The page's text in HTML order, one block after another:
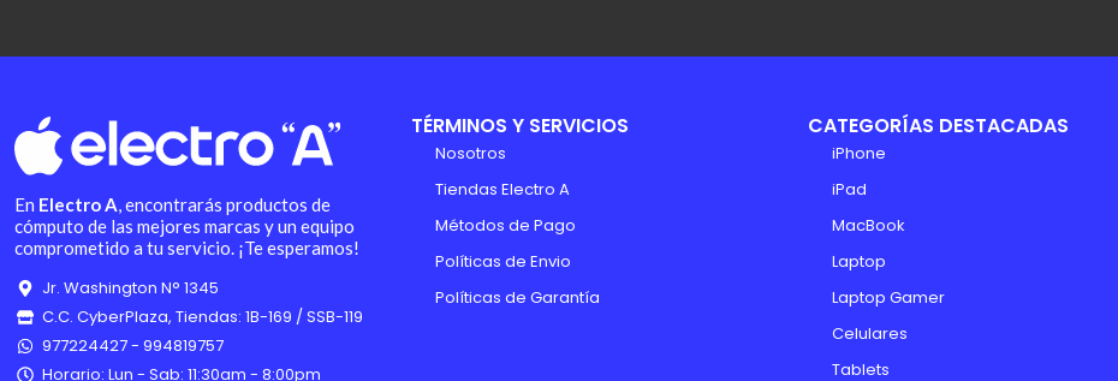
En Electro A, encontrarás productos de
cómputo de las mejores marcas y un equipo
comprometido a tu servicio. ¡Te esperamos!
Jr. Washington N° 1345
C.C. CyberPlaza, Tiendas: 1B-169 / SSB-119
977224427 - 994819757
Horario: Lun - Sab: 11:30am - 8:00pm
TÉRMINOS Y SERVICIOS
Nosotros
Tiendas Electro A
Métodos de Pago
Políticas de Envio
Políticas de Garantía
CATEGORÍAS DESTACADAS
iPhone
iPad
MacBook
Laptop
Laptop Gamer
Celulares
Tablets